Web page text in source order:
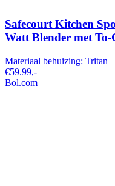
Safecourt Kitchen
Watt Blender met To-
Materiaal behuizing: Tritan
€59.99,-
Bol.com